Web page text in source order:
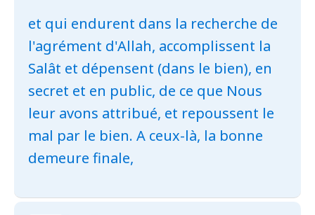
et qui endurent dans la recherche de
l'agrément d'Allah, accomplissent la
Salât et dépensent (dans le bien), en
secret et en public, de ce que Nous
leur avons attribué, et repoussent le
mal par le bien. A ceux-là, la bonne
demeure finale,